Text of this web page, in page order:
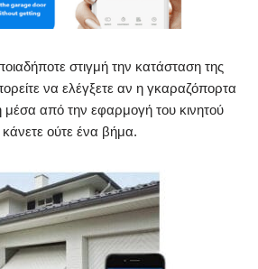
στιγμή την κατάσταση της
να ελέγξετε αν η γκαραζόπορτα
μέσα από την εφαρμογή του κινητού
ούτε ένα βήμα.